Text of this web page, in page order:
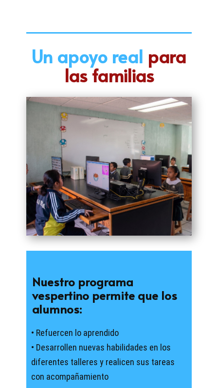
Un apoyo real para
las familias
Nuestro programa
vespertino permite que los
alumnos:
• Refuercen lo aprendido
• ​Desarrollen nuevas habilidades en los
diferentes talleres y realicen sus tareas
con acompañamiento